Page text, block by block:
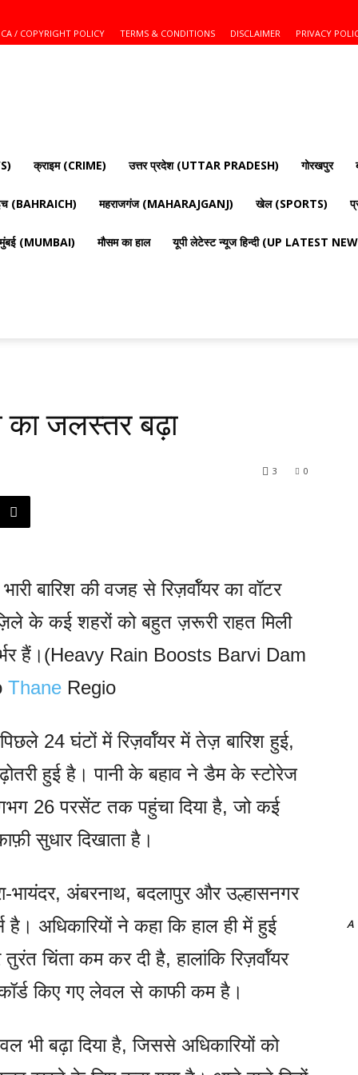
/ COPYRIGHT POLICY TERMS & CONDITIONS DISCLAIMER PRIVACY
क्राइम (CRIME) उत्तर प्रदेश (UTTAR PRADESH) गोरखपुर
(BAHRAICH) महराजगंज (MAHARAJGANJ) खेल (SPORTS)
मुंबई (MUMBAI) मौसम का हाल यूपी लेटेस्ट न्यूज हिन्दी (UP LATEST
का जलस्तर बढ़ा
0
3
बारिश की वजह से रिज़र्वॉयर का वॉटर
के कई शहरों को बहुत ज़रूरी राहत मिली
हैं।(Heavy Rain Boosts Barvi Dam
Thane Regio
24 घंटों में रिज़र्वॉयर में तेज़ बारिश हुई,
हुई है। पानी के बहाव ने डैम के स्टोरेज
26 परसेंट तक पहुंचा दिया है, जो कई
सुधार दिखाता है।
भायंदर, अंबरनाथ, बदलापुर और उल्हासनगर
अधिकारियों ने कहा कि हाल ही में हुई
चिंता कम कर दी है, हालांकि रिज़र्वॉयर
किए गए लेवल से काफी कम है।
भी बढ़ा दिया है, जिससे अधिकारियों को
A